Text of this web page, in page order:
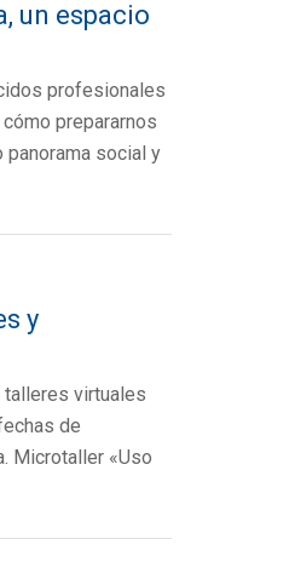
un espacio
profesionales
prepararnos
social y
y
talleres virtuales
de
Microtaller «Uso